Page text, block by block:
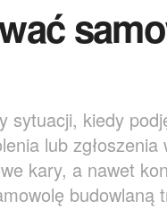
sytuacji, kiedy
lub
kary, a nawet
budowlaną